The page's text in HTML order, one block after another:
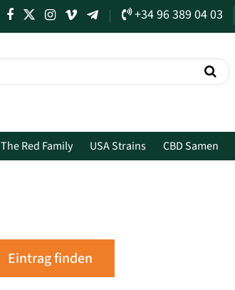
+34 96 389 04 03
The Red Family USA Strains CBD Samen